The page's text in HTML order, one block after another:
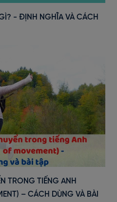
- ĐỊNH NGHĨA VÀ CÁCH
TRONG TIẾNG ANH
– CÁCH DÙNG VÀ BÀI